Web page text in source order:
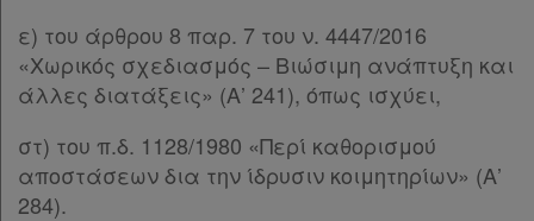
ε) του άρθρου 8 παρ. 7 του ν. 4447/2016
«Χωρικός σχεδιασμός – Βιώσιμη ανάπτυξη και
άλλες διατάξεις» (Α’ 241), όπως ισχύει,
στ) του π.δ. 1128/1980 «Περί καθορισμού
αποστάσεων δια την ίδρυσιν κοιμητηρίων» (Α’
284).